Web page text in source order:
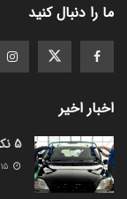
ما را دنبال کنید
اخبار اخیر
5 نکته‌ای که قبل از نصب شیشه جلو خودرو باید بدانید